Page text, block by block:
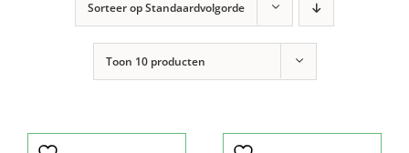
Sorteer opStandaardvolgorde
Toon 10 producten